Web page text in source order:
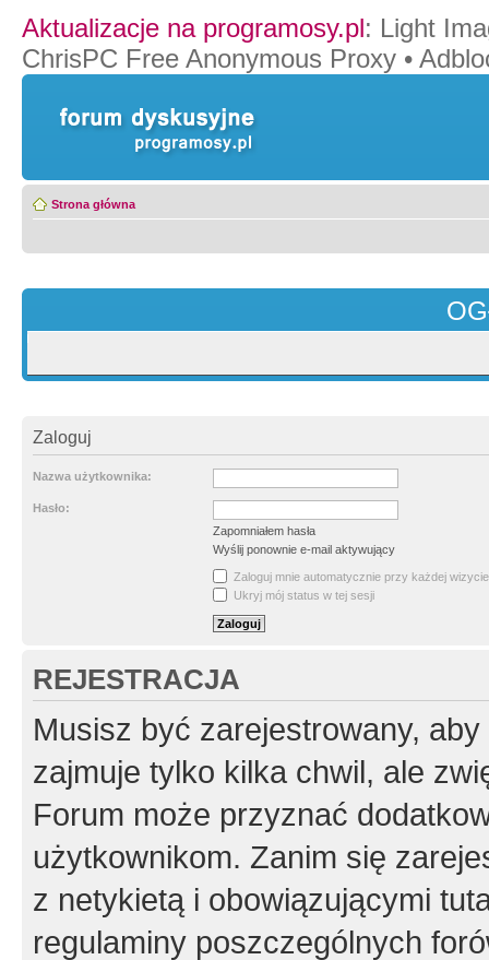
Aktualizacje na programosy.pl: Light
ChrisPC Free Anonymous Proxy •
Strona główna
Zaloguj
Nazwa użytkownika:
Hasło:
Zapomniałem hasła
Wyślij ponownie e-mail aktywujący
Zaloguj mnie automatycznie przy każdej wizycie
Ukryj mój status w tej sesji
REJESTRACJA
Musisz być zarejestrowany,
zajmuje tylko kilka chwil, ale
Forum może przyznać
użytkownikom. Zanim się
z netykietą i obowiązującymi
regulaminy poszczególnych